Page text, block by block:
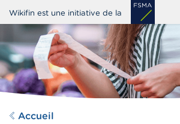
Aller
au
principal
Wikifin est une initiative de la
Accueil